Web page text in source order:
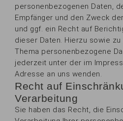
personenbezogenen Daten,
Empfänger und den Zweck
und ggf. ein Recht auf
dieser Daten. Hierzu sowie
Thema personenbezogene
jederzeit unter der im
Adresse an uns wenden.
Recht auf
Verarbeitung
Sie haben das Recht, die